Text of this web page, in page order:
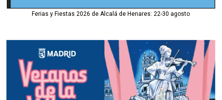
Ferias y Fiestas 2026 de Alcalá de Henares: 22-30 agosto